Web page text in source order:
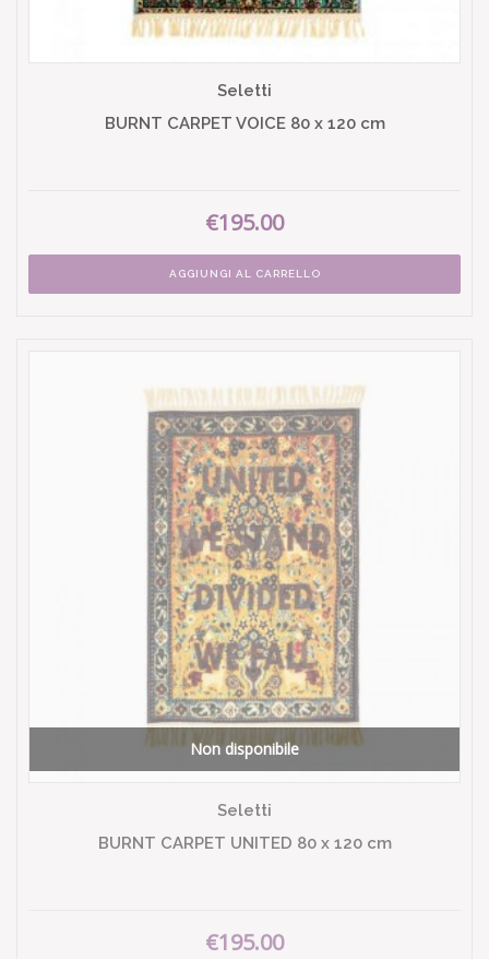
Seletti
BURNT CARPET VOICE 80 x 120 cm
€195.00
AGGIUNGI AL CARRELLO
Non disponibile
Seletti
BURNT CARPET UNITED 80 x 120 cm
€195.00